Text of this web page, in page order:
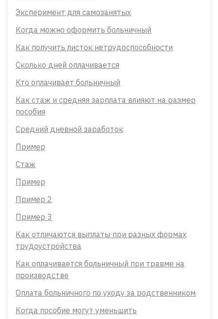
Эксперимент для самозанятых
Когда можно оформить больничный
Как получить листок нетрудоспособности
Сколько дней оплачивается
Кто оплачивает больничный
Как стаж и средняя зарплата влияют на размер
пособия
Средний дневной заработок
Пример
Стаж
Пример
Пример 2
Пример 3
Как отличаются выплаты при разных формах
трудоустройства
Как оплачивается больничный при травме на
производстве
Оплата больничного по уходу за родственником
Когда пособие могут уменьшить